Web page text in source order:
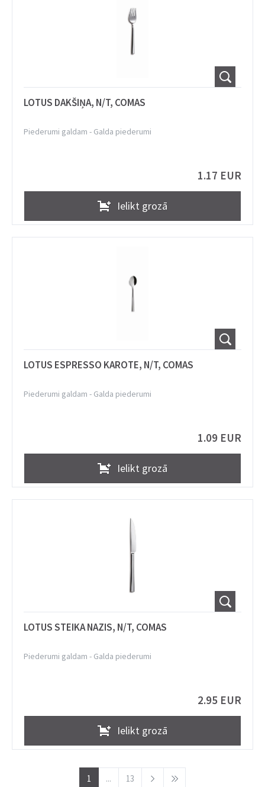
LOTUS DAKŠIŅA, N/T, COMAS
Piederumi galdam - Galda piederumi
1.17 EUR
Ielikt grozā
LOTUS ESPRESSO KAROTE, N/T, COMAS
Piederumi galdam - Galda piederumi
1.09 EUR
Ielikt grozā
LOTUS STEIKA NAZIS, N/T, COMAS
Piederumi galdam - Galda piederumi
2.95 EUR
Ielikt grozā
1 ... 13